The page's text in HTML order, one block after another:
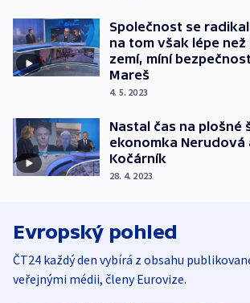
Společnost se
na tom však lépe
zemí, míní
Mareš
4. 5. 2023
Nastal čas na plošné
ekonomka Nerudová
Kočárník
28. 4. 2023
Evropský pohled
ČT24 každý den vybírá z obsahu
veřejnými médii, členy Eurovize.